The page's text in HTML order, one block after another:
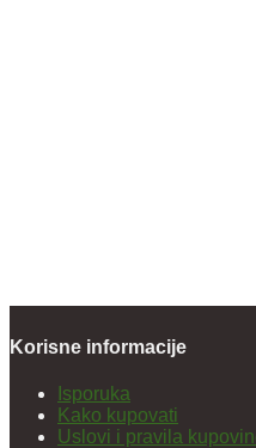
Korisne informacije
Isporuka
Kako kupovati
Uslovi i pravila